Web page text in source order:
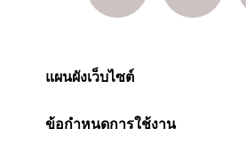
แผนผังเว็บไซต์
ข้อกำหนดการใช้งาน